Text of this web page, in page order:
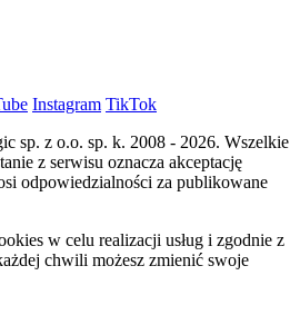
Instagram TikTok
sp. z o.o. sp. k. 2008 - 2026. Wszelkie
z serwisu oznacza akceptację
odpowiedzialności za publikowane
w celu realizacji usług i zgodnie z
chwili możesz zmienić swoje